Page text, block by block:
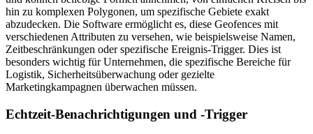
hin zu komplexen Polygonen, um spezifische Gebiete exakt
abzudecken. Die Software ermöglicht es, diese Geofences mit
verschiedenen Attributen zu versehen, wie beispielsweise Namen,
Zeitbeschränkungen oder spezifische Ereignis-Trigger. Dies ist
besonders wichtig für Unternehmen, die spezifische Bereiche für
Logistik, Sicherheitsüberwachung oder gezielte
Marketingkampagnen überwachen müssen.
Echtzeit-Benachrichtigungen und -Trigger